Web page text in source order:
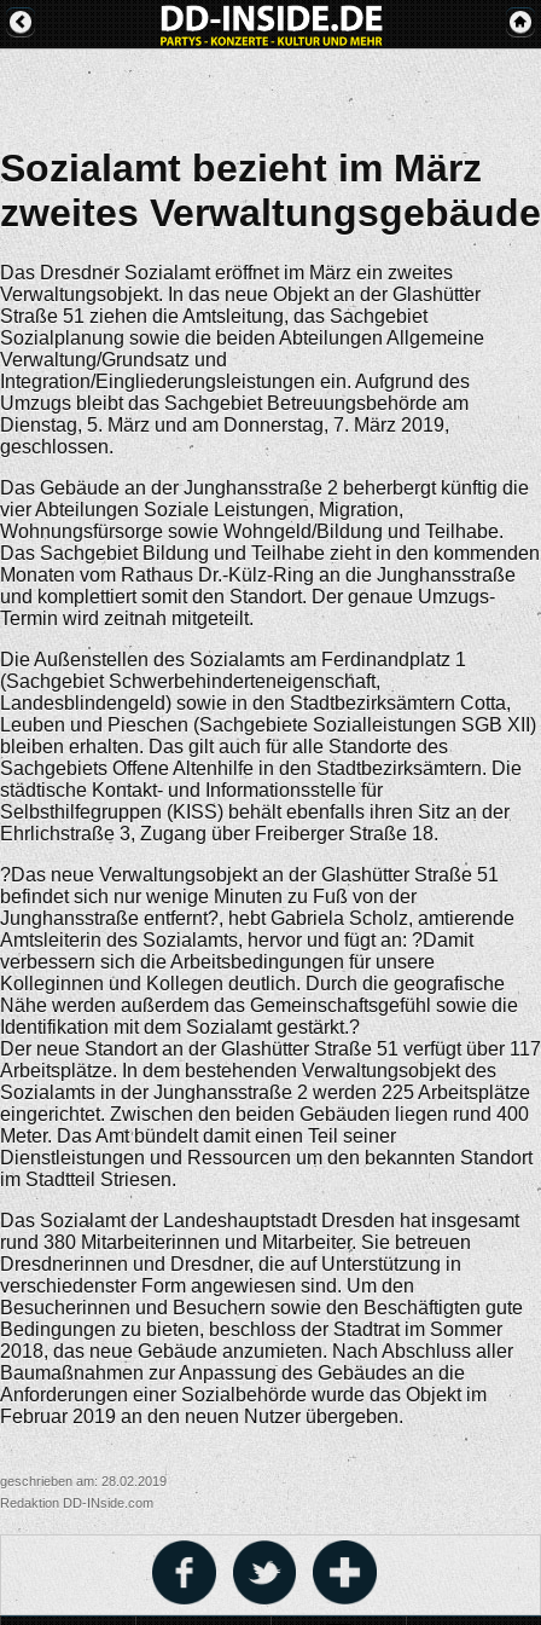
Sozialamt bezieht im März
zweites Verwaltungsgebäude
Das Dresdner Sozialamt eröffnet im März ein zweites
Verwaltungsobjekt. In das neue Objekt an der Glashütter
Straße 51 ziehen die Amtsleitung, das Sachgebiet
Sozialplanung sowie die beiden Abteilungen Allgemeine
Verwaltung/Grundsatz und
Integration/Eingliederungsleistungen ein. Aufgrund des
Umzugs bleibt das Sachgebiet Betreuungsbehörde am
Dienstag, 5. März und am Donnerstag, 7. März 2019,
geschlossen.
Das Gebäude an der Junghansstraße 2 beherbergt künftig die
vier Abteilungen Soziale Leistungen, Migration,
Wohnungsfürsorge sowie Wohngeld/Bildung und Teilhabe.
Das Sachgebiet Bildung und Teilhabe zieht in den kommenden
Monaten vom Rathaus Dr.-Külz-Ring an die Junghansstraße
und komplettiert somit den Standort. Der genaue Umzugs-
Termin wird zeitnah mitgeteilt.
Die Außenstellen des Sozialamts am Ferdinandplatz 1
(Sachgebiet Schwerbehinderteneigenschaft,
Landesblindengeld) sowie in den Stadtbezirksämtern Cotta,
Leuben und Pieschen (Sachgebiete Sozialleistungen SGB XII)
bleiben erhalten. Das gilt auch für alle Standorte des
Sachgebiets Offene Altenhilfe in den Stadtbezirksämtern. Die
städtische Kontakt- und Informationsstelle für
Selbsthilfegruppen (KISS) behält ebenfalls ihren Sitz an der
Ehrlichstraße 3, Zugang über Freiberger Straße 18.
?Das neue Verwaltungsobjekt an der Glashütter Straße 51
befindet sich nur wenige Minuten zu Fuß von der
Junghansstraße entfernt?, hebt Gabriela Scholz, amtierende
Amtsleiterin des Sozialamts, hervor und fügt an: ?Damit
verbessern sich die Arbeitsbedingungen für unsere
Kolleginnen und Kollegen deutlich. Durch die geografische
Nähe werden außerdem das Gemeinschaftsgefühl sowie die
Identifikation mit dem Sozialamt gestärkt.?
Der neue Standort an der Glashütter Straße 51 verfügt über 117
Arbeitsplätze. In dem bestehenden Verwaltungsobjekt des
Sozialamts in der Junghansstraße 2 werden 225 Arbeitsplätze
eingerichtet. Zwischen den beiden Gebäuden liegen rund 400
Meter. Das Amt bündelt damit einen Teil seiner
Dienstleistungen und Ressourcen um den bekannten Standort
im Stadtteil Striesen.
Das Sozialamt der Landeshauptstadt Dresden hat insgesamt
rund 380 Mitarbeiterinnen und Mitarbeiter. Sie betreuen
Dresdnerinnen und Dresdner, die auf Unterstützung in
verschiedenster Form angewiesen sind. Um den
Besucherinnen und Besuchern sowie den Beschäftigten gute
Bedingungen zu bieten, beschloss der Stadtrat im Sommer
2018, das neue Gebäude anzumieten. Nach Abschluss aller
Baumaßnahmen zur Anpassung des Gebäudes an die
Anforderungen einer Sozialbehörde wurde das Objekt im
Februar 2019 an den neuen Nutzer übergeben.
geschrieben am: 28.02.2019
Redaktion DD-INside.com